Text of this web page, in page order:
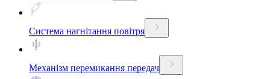
Система нагнітання повітря
Механізм перемикання передач